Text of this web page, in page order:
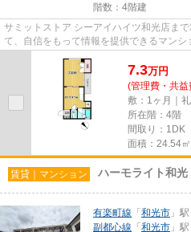
階数：4階建
サミットストア シーアイハイツ和光店ま
て、自信をもって情報を提供できるマン
7.3万円
(管理費・共
敷：1ヶ月｜
所在階：4階
間取り：1DK
面積：24.54㎡
賃貸｜マンション ハーモライト和光
有楽町線 「 和光市 」
副都心線 「 和光市 」